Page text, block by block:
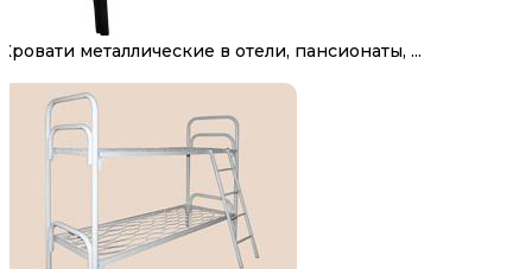
Кровати металлические в отели, пансионаты, ...